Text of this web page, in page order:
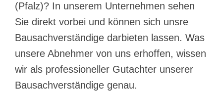
(Pfalz)? In unserem Unternehmen sehen
Sie direkt vorbei und können sich unsre
Bausachverständige darbieten lassen. Was
unsere Abnehmer von uns erhoffen, wissen
wir als professioneller Gutachter unserer
Bausachverständige genau.